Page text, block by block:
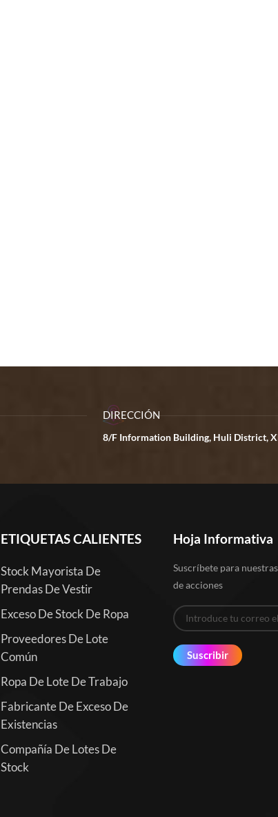
DIRECCIÓN
8/F Information Building, Huli District,
ETIQUETAS CALIENTES
Stock Mayorista De
Prendas De Vestir
Exceso De Stock De Ropa
Proveedores De Lote
Común
Ropa De Lote De Trabajo
Fabricante De Exceso De
Existencias
Compañía De Lotes De
Stock
Hoja Informativa
Suscríbete para
de acciones
Suscribir